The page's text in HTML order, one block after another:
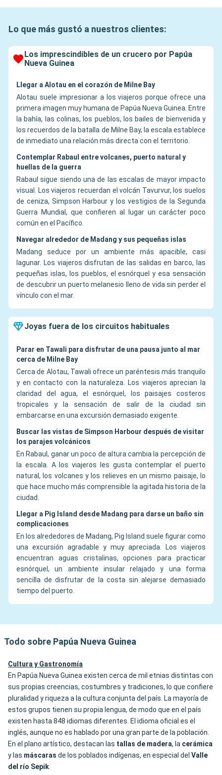
Lo que más gustó a nuestros clientes:
Los imprescindibles de un crucero por Papúa
Nueva Guinea
Llegar a Alotau en el corazón de Milne Bay
Alotau suele impresionar a los viajeros porque ofrece una
primera imagen muy humana de Papúa Nueva Guinea. Entre
la bahía, las colinas, los pueblos, los bailes de bienvenida y
los recuerdos de la batalla de Milne Bay, la escala establece
de inmediato una relación más directa con el territorio.
Contemplar Rabaul entre volcanes, puerto natural y
huellas de la guerra
Rabaul sigue siendo una de las escalas de mayor impacto
visual. Los viajeros recuerdan el volcán Tavurvur, los suelos
de ceniza, Simpson Harbour y los vestigios de la Segunda
Guerra Mundial, que confieren al lugar un carácter poco
común en el Pacífico.
Navegar alrededor de Madang y sus pequeñas islas
Madang seduce por un ambiente más apacible, casi
lagunar. Los viajeros disfrutan de las salidas en barco, las
pequeñas islas, los pueblos, el esnórquel y esa sensación
de descubrir un puerto melanesio lleno de vida sin perder el
vínculo con el mar.
Joyas fuera de los circuitos habituales
Parar en Tawali para disfrutar de una pausa junto al mar
cerca de Milne Bay
Cerca de Alotau, Tawali ofrece un paréntesis más tranquilo
y en contacto con la naturaleza. Los viajeros aprecian la
claridad del agua, el esnórquel, los paisajes costeros
tropicales y la sensación de salir de la ciudad sin
embarcarse en una excursión demasiado exigente.
Buscar las vistas de Simpson Harbour después de visitar
los parajes volcánicos
En Rabaul, ganar un poco de altura cambia la percepción de
la escala. A los viajeros les gusta contemplar el puerto
natural, los volcanes y los relieves en un mismo paisaje, lo
que hace mucho más comprensible la agitada historia de la
ciudad.
Llegar a Pig Island desde Madang para darse un baño sin
complicaciones
En los alrededores de Madang, Pig Island suele figurar como
una excursión agradable y muy apreciada. Los viajeros
encuentran aguas cristalinas, opciones para practicar
esnórquel, un ambiente insular relajado y una forma
sencilla de disfrutar de la costa sin alejarse demasiado
tiempo del puerto.
Todo sobre Papúa Nueva Guinea
Cultura y Gastronomía
En Papúa Nueva Guinea existen cerca de mil etnias distintas con
sus propias creencias, costumbres y tradiciones, lo que confiere
pluralidad y riqueza a la cultura conjunta del país. La mayoría de
estos grupos tienen su propia lengua, de modo que en el país
existen hasta 848 idiomas diferentes. El idioma oficial es el
inglés, aunque no es hablado por una gran parte de la población.
En el plano artístico, destacan las tallas de madera, la cerámica
y las máscaras de los poblados indígenas, en especial del Valle
del río Sepik.